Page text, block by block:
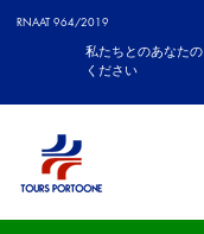
RNAAT 964/2019
私たちとのあなた
ください